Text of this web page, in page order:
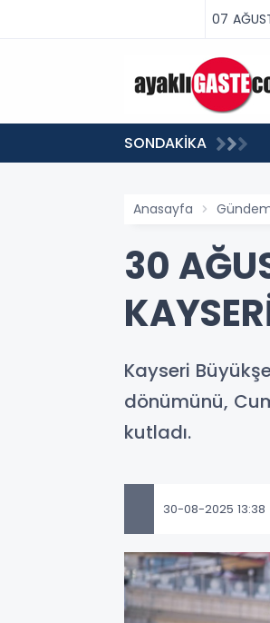
07
SONDAKİKA
Anasayfa
30
Kayseri
dönümünü,
kutladı.
30-08-2025 13:38